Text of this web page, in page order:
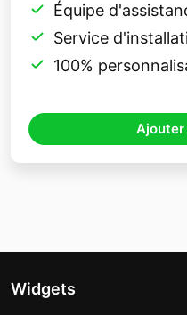
Équipe
Service
100%
Ajouter
Widgets